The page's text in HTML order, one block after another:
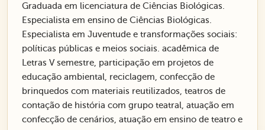
Graduada em licenciatura de Ciências Biológicas.
Especialista em ensino de Ciências Biológicas.
Especialista em Juventude e transformações sociais:
políticas públicas e meios sociais. acadêmica de
Letras V semestre, participação em projetos de
educação ambiental, reciclagem, confecção de
brinquedos com materiais reutilizados, teatros de
contação de história com grupo teatral, atuação em
confecção de cenários, atuação em ensino de teatro e